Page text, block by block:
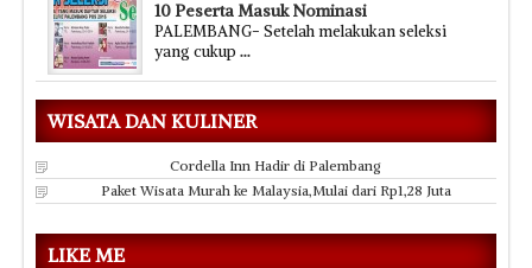
10 Peserta Masuk Nominasi
PALEMBANG- Setelah melakukan seleksi
yang cukup ...
WISATA DAN KULINER
Cordella Inn Hadir di Palembang
Paket Wisata Murah ke Malaysia,Mulai dari Rp1,28 Juta
LIKE ME